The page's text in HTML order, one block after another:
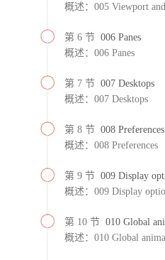
概述：005 Viewport
第 6 节 006 Panes
概述：006 Panes
第 7 节 007 Desktops
概述：007 Desktops
第 8 节 008 Preferences
概述：008 Preferences
第 9 节 009 Display
概述：009 Display
第 10 节 010 Global
概述：010 Global